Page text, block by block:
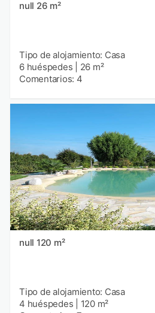
null 26 m²
Tipo de alojamiento: Casa
6 huéspedes
26 m²
Comentarios: 4
null 120 m²
Tipo de alojamiento: Casa
4 huéspedes
120 m²